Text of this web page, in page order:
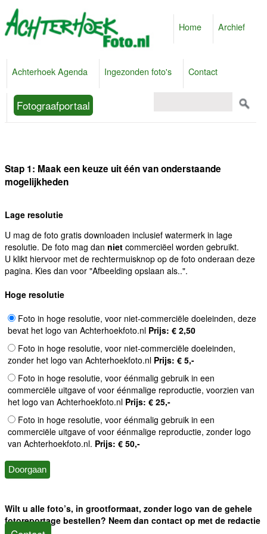
Home Archief
Achterhoek Agenda Ingezonden foto's Contact
Fotograafportaal
Stap 1: Maak een keuze uit één van onderstaande
mogelijkheden
Lage resolutie
U mag de foto gratis downloaden inclusief watermerk in lage
resolutie. De foto mag dan niet commerciëel worden gebruikt.
U klikt hiervoor met de rechtermuisknop op de foto onderaan deze
pagina. Kies dan voor "Afbeelding opslaan als..".
Hoge resolutie
Foto in hoge resolutie, voor niet-commerciële doeleinden, deze
bevat het logo van Achterhoekfoto.nl Prijs: € 2,50
Foto in hoge resolutie, voor niet-commerciële doeleinden,
zonder het logo van Achterhoekfoto.nl Prijs: € 5,-
Foto in hoge resolutie, voor éénmalig gebruik in een
commerciële uitgave of voor éénmalige reproductie, voorzien van
het logo van Achterhoekfoto.nl Prijs: € 25,-
Foto in hoge resolutie, voor éénmalig gebruik in een
commerciële uitgave of voor éénmalige reproductie, zonder logo
van Achterhoekfoto.nl. Prijs: € 50,-
Wilt u alle foto’s, in grootformaat, zonder logo van de gehele
fotoreportage bestellen? Neem dan contact op met de redactie